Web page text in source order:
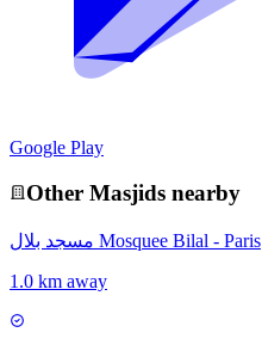
Google Play
Other Masjids nearby
مسجد بلال Mosquee Bilal - Paris
1.0 km away